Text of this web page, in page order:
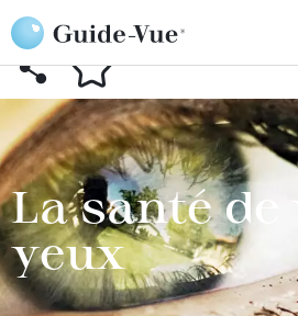
Aller au contenu principal
RETOUR AU GLOSSAIRE
La santé de
yeux